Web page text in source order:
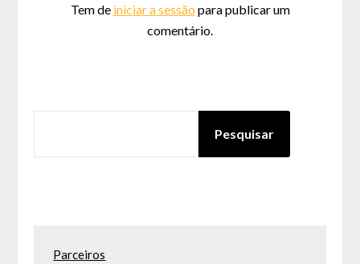
Tem de iniciar a sessão para publicar um
comentário.
Pesquisar
Parceiros